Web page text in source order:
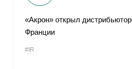
«Акрон» открыл
Франции
#IR